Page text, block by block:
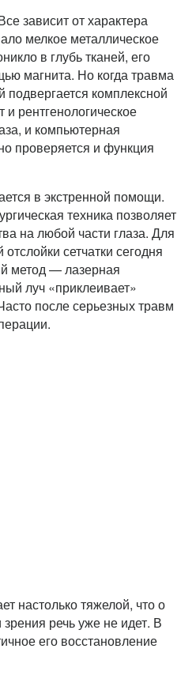
зависит от характера
мелкое металлическое
в глубь тканей, его
магнита. Но когда травма
подвергается комплексной
и рентгенологическое
и компьютерная
проверяется и функция
в экстренной помощи.
техника позволяет
на любой части глаза. Для
сетчатки сегодня
метод — лазерная
луч «приклеивает»
после серьезных травм
настолько тяжелой, что о
речь уже не идет. В
его восстановление